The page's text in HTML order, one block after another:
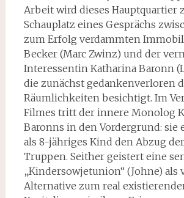
Arbeit wird dieses Hauptquartier
Schauplatz eines Gesprächs
zum Erfolg verdammten
Becker (Marc Zwinz) und der
Interessentin Katharina Baronn
die zunächst gedankenverloren
Räumlichkeiten besich­tigt. Im
Filmes tritt der innere Monolog
Baronns in den Vordergrund: sie
als 8-jähriges Kind den Abzug
Truppen. Seither geistert eine
„Kindersowjetunion“ (Johne)
Alternative zum real